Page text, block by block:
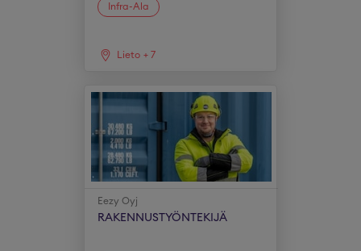
Infra-Ala
Lieto + 7
Eezy Oyj
RAKENNUSTYÖNTEKIJÄ